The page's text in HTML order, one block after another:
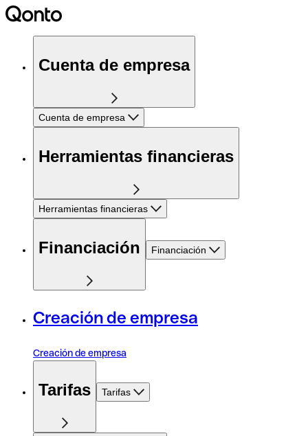
Cuenta de empresa
Cuenta de empresa
Herramientas financieras
Herramientas financieras
Financiación Financiación
Creación de empresa
Creación de empresa
Tarifas Tarifas